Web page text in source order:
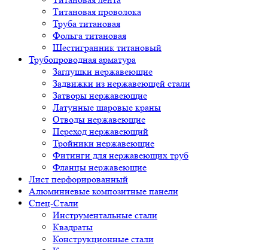
Титановая проволока
Труба титановая
Фольга титановая
Шестигранник титановый
Трубопроводная арматура
Заглушки нержавеющие
Задвижки из нержавеющей стали
Затворы нержавеющие
Латунные шаровые краны
Отводы нержавеющие
Переход нержавеющий
Тройники нержавеющие
Фитинги для нержавеющих труб
Фланцы нержавеющие
Лист перфорированный
Алюминиевые композитные панели
Спец-Стали
Инструментальные стали
Квадраты
Конструкционные стали